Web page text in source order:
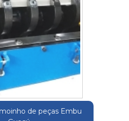
de peças Embu